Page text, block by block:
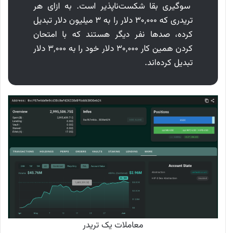
سوگیری بقا شکست‌ناپذیر است. به ازای هر
تریدری که ۳۰٬۰۰۰ دلار را به ۳ میلیون دلار تبدیل
کرده، صدها نفر دیگر هستند که با امتحان
کردن همین کار ۳۰٬۰۰۰ دلار خود را به ۳٬۰۰۰ دلار
تبدیل کرده‌اند.
معاملات یک تریدر